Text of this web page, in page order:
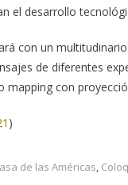
el desarrollo
con un
de diferentes
mapping con
)
de las Américas,